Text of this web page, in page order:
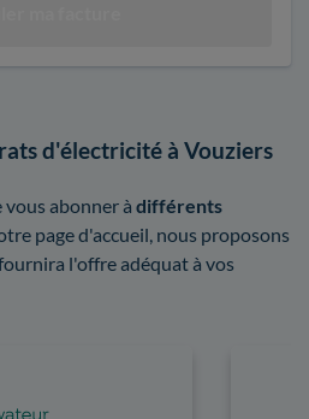
d'électricité à Vouziers
abonner à différents
page d'accueil, nous proposons
l'offre adéquat à vos